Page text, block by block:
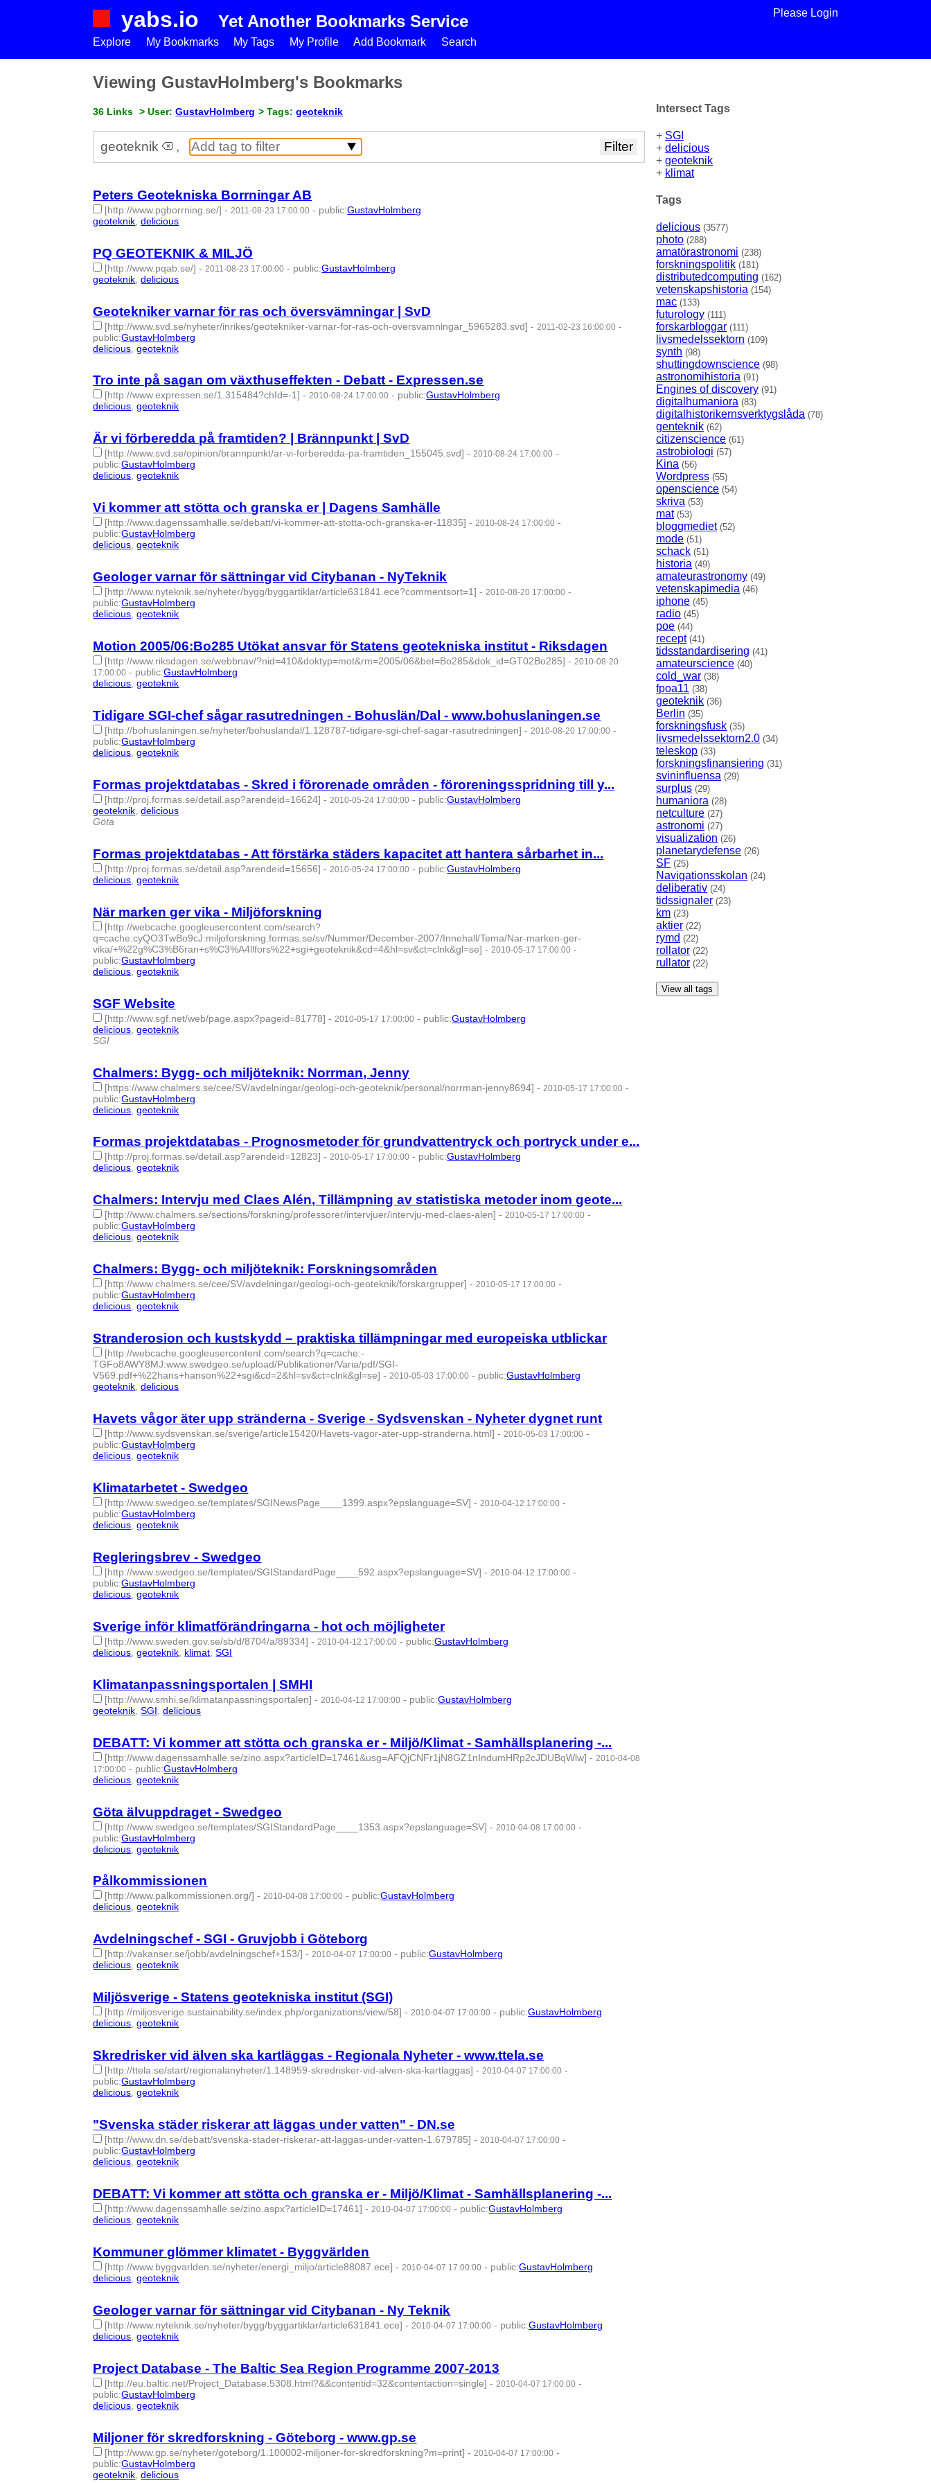
yabs.io Yet Another Bookmarks Service Please Login
Explore My Bookmarks My Tags My Profile Add Bookmark Search
Intersect Tags
+ SGI
+delicious
+geoteknik
+ klimat
Tags
delicious (3577)
photo (288)
amatörastronomi (238)
forskningspolitik (181)
distributedcomputing (162)
vetenskapshistoria (154)
mac (133)
futurology (111)
forskarbloggar (111)
livsmedelssektorn (109)
synth (98)
shuttingdownscience (98)
astronomihistoria (91)
Engines of discovery (91)
digitalhumaniora (83)
digitalhistorikernsverktygslåda (78)
genteknik (62)
citizenscience (61)
astrobiologi (57)
Kina (56)
Wordpress (55)
openscience (54)
skriva (53)
mat (53)
bloggmediet (52)
mode (51)
schack (51)
historia (49)
amateurastronomy (49)
vetenskapimedia (46)
iphone (45)
radio (45)
poe (44)
recept (41)
tidsstandardisering (41)
amateurscience (40)
cold_war (38)
fpoa11 (38)
geoteknik (36)
Berlin (35)
forskningsfusk (35)
livsmedelssektorn2.0 (34)
teleskop (33)
forskningsfinansiering (31)
svininfluensa (29)
surplus (29)
humaniora (28)
netculture (27)
astronomi (27)
visualization (26)
planetarydefense (26)
SF (25)
Navigationsskolan (24)
deliberativ (24)
tidssignaler (23)
km (23)
aktier (22)
rymd (22)
rollator (22)
rullator (22)
View all tags
Viewing GustavHolmberg's Bookmarks
36 Links > User:GustavHolmberg > Tags:geoteknik
geoteknik ,
Peters Geotekniska Borrningar AB
[http://www.pgborrning.se/] - 2011-08-23 17:00:00 - public:GustavHolmberg
geoteknik ,delicious
PQ GEOTEKNIK & MILJÖ
[http://www.pqab.se/] - 2011-08-23 17:00:00 - public:GustavHolmberg
geoteknik ,delicious
Geotekniker varnar för ras och översvämningar | SvD
[http://www.svd.se/nyheter/inrikes/geotekniker-varnar-for-ras-och-oversvamningar_5965283.svd] - 2011-02-23 16:00:00 -
public:GustavHolmberg
delicious ,geoteknik
Tro inte på sagan om växthuseffekten - Debatt - Expressen.se
[http://www.expressen.se/1.315484?chId=-1] -2010-08-24 17:00:00 - public:GustavHolmberg
delicious,geoteknik
Är vi förberedda på framtiden? | Brännpunkt | SvD
[http://www.svd.se/opinion/brannpunkt/ar-vi-forberedda-pa-framtiden_155045.svd] -2010-08-24 17:00:00 -
public:GustavHolmberg
delicious,geoteknik
Vi kommer att stötta och granska er | Dagens Samhälle
[http://www.dagenssamhalle.se/debatt/vi-kommer-att-stotta-och-granska-er-11835] -2010-08-24 17:00:00 -
public:GustavHolmberg
delicious,geoteknik
Geologer varnar för sättningar vid Citybanan - NyTeknik
[http://www.nyteknik.se/nyheter/bygg/byggartiklar/article631841.ece?commentsort=1] -2010-08-20 17:00:00 -
public:GustavHolmberg
delicious,geoteknik
Motion 2005/06:Bo285 Utökat ansvar för Statens geotekniska institut - Riksdagen
[http://www.riksdagen.se/webbnav/?nid=410&doktyp=mot&rm=2005/06&bet=Bo285&dok_id=GT02Bo285] - 2010-08-20
17:00:00 - public:GustavHolmberg
delicious ,geoteknik
Tidigare SGI-chef sågar rasutredningen - Bohuslän/Dal - www.bohuslaningen.se
[http://bohuslaningen.se/nyheter/bohuslandal/1.128787-tidigare-sgi-chef-sagar-rasutredningen] - 2010-08-20 17:00:00 -
public:GustavHolmberg
delicious ,geoteknik
Formas projektdatabas - Skred i förorenade områden - föroreningsspridning till y...
[http://proj.formas.se/detail.asp?arendeid=16624] - 2010-05-24 17:00:00 - public:GustavHolmberg
geoteknik ,delicious
Göta
Formas projektdatabas - Att förstärka städers kapacitet att hantera sårbarhet in...
[http://proj.formas.se/detail.asp?arendeid=15656] - 2010-05-24 17:00:00 - public:GustavHolmberg
delicious ,geoteknik
När marken ger vika - Miljöforskning
[http://webcache.googleusercontent.com/search?
q=cache:cyQO3TwBo9cJ:miljoforskning.formas.se/sv/Nummer/December-2007/Innehall/Tema/Nar-marken-ger-
vika/+%22g%C3%B6ran+s%C3%A4llfors%22+sgi+geoteknik&cd=4&hl=sv&ct=clnk&gl=se] - 2010-05-17 17:00:00 -
public:GustavHolmberg
delicious ,geoteknik
SGF Website
[http://www.sgf.net/web/page.aspx?pageid=81778] - 2010-05-17 17:00:00 - public:GustavHolmberg
delicious ,geoteknik
SGI
Chalmers: Bygg- och miljöteknik: Norrman, Jenny
[https://www.chalmers.se/cee/SV/avdelningar/geologi-och-geoteknik/personal/norrman-jenny8694] - 2010-05-17 17:00:00 -
public:GustavHolmberg
delicious ,geoteknik
Formas projektdatabas - Prognosmetoder för grundvattentryck och portryck under e...
[http://proj.formas.se/detail.asp?arendeid=12823] -2010-05-17 17:00:00 - public:GustavHolmberg
delicious,geoteknik
Chalmers: Intervju med Claes Alén, Tillämpning av statistiska metoder inom geote...
[http://www.chalmers.se/sections/forskning/professorer/intervjuer/intervju-med-claes-alen] -2010-05-17 17:00:00 -
public:GustavHolmberg
delicious,geoteknik
Chalmers: Bygg- och miljöteknik: Forskningsområden
[http://www.chalmers.se/cee/SV/avdelningar/geologi-och-geoteknik/forskargrupper] -2010-05-17 17:00:00 -
public:GustavHolmberg
delicious,geoteknik
Stranderosion och kustskydd – praktiska tillämpningar med europeiska utblickar
[http://webcache.googleusercontent.com/search?q=cache:-
TGFo8AWY8MJ:www.swedgeo.se/upload/Publikationer/Varia/pdf/SGI-
V569.pdf+%22hans+hanson%22+sgi&cd=2&hl=sv&ct=clnk&gl=se] - 2010-05-03 17:00:00 - public:GustavHolmberg
geoteknik ,delicious
Havets vågor äter upp stränderna - Sverige - Sydsvenskan - Nyheter dygnet runt
[http://www.sydsvenskan.se/sverige/article15420/Havets-vagor-ater-upp-stranderna.html] - 2010-05-03 17:00:00 -
public:GustavHolmberg
delicious ,geoteknik
Klimatarbetet - Swedgeo
[http://www.swedgeo.se/templates/SGINewsPage____1399.aspx?epslanguage=SV] - 2010-04-12 17:00:00 -
public:GustavHolmberg
delicious ,geoteknik
Regleringsbrev - Swedgeo
[http://www.swedgeo.se/templates/SGIStandardPage____592.aspx?epslanguage=SV] - 2010-04-12 17:00:00 -
public:GustavHolmberg
delicious ,geoteknik
Sverige inför klimatförändringarna - hot och möjligheter
[http://www.sweden.gov.se/sb/d/8704/a/89334] - 2010-04-12 17:00:00 - public:GustavHolmberg
delicious ,geoteknik klimat ,SGI
Klimatanpassningsportalen | SMHI
[http://www.smhi.se/klimatanpassningsportalen] - 2010-04-12 17:00:00 - public:GustavHolmberg
geoteknik ,SGI ,delicious
DEBATT: Vi kommer att stötta och granska er - Miljö/Klimat - Samhällsplanering -...
[http://www.dagenssamhalle.se/zino.aspx?articleID=17461&usg=AFQjCNFr1jN8GZ1nIndumHRp2cJDUBqWlw] - 2010-04-08
17:00:00 - public:GustavHolmberg
delicious ,geoteknik
Göta älvuppdraget - Swedgeo
[http://www.swedgeo.se/templates/SGIStandardPage____1353.aspx?epslanguage=SV] - 2010-04-08 17:00:00 -
public:GustavHolmberg
delicious ,geoteknik
Pålkommissionen
[http://www.palkommissionen.org/] -2010-04-08 17:00:00 - public:GustavHolmberg
delicious,geoteknik
Avdelningschef - SGI - Gruvjobb i Göteborg
[http://vakanser.se/jobb/avdelningschef+153/] -2010-04-07 17:00:00 - public:GustavHolmberg
delicious,geoteknik
Miljösverige - Statens geotekniska institut (SGI)
[http://miljosverige.sustainability.se/index.php/organizations/view/58] -2010-04-07 17:00:00 - public:GustavHolmberg
delicious,geoteknik
Skredrisker vid älven ska kartläggas - Regionala Nyheter - www.ttela.se
[http://ttela.se/start/regionalanyheter/1.148959-skredrisker-vid-alven-ska-kartlaggas] - 2010-04-07 17:00:00 -
public:GustavHolmberg
delicious ,geoteknik
"Svenska städer riskerar att läggas under vatten" - DN.se
[http://www.dn.se/debatt/svenska-stader-riskerar-att-laggas-under-vatten-1.679785] - 2010-04-07 17:00:00 -
public:GustavHolmberg
delicious ,geoteknik
DEBATT: Vi kommer att stötta och granska er - Miljö/Klimat - Samhällsplanering -...
[http://www.dagenssamhalle.se/zino.aspx?articleID=17461] - 2010-04-07 17:00:00 - public:GustavHolmberg
delicious ,geoteknik
Kommuner glömmer klimatet - Byggvärlden
[http://www.byggvarlden.se/nyheter/energi_miljo/article88087.ece] - 2010-04-07 17:00:00 - public:GustavHolmberg
delicious ,geoteknik
Geologer varnar för sättningar vid Citybanan - Ny Teknik
[http://www.nyteknik.se/nyheter/bygg/byggartiklar/article631841.ece] - 2010-04-07 17:00:00 - public:GustavHolmberg
delicious ,geoteknik
Project Database - The Baltic Sea Region Programme 2007-2013
[http://eu.baltic.net/Project_Database.5308.html?&&contentid=32&contentaction=single] - 2010-04-07 17:00:00 -
public:GustavHolmberg
delicious ,geoteknik
Miljoner för skredforskning - Göteborg - www.gp.se
[http://www.gp.se/nyheter/goteborg/1.100002-miljoner-for-skredforskning?m=print] - 2010-04-07 17:00:00 -
public:GustavHolmberg
geoteknik ,delicious